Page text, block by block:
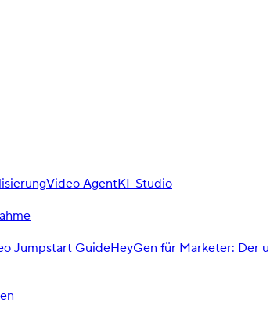
Video AgentKI-Studio
Jumpstart GuideHeyGen für Marketer: Der